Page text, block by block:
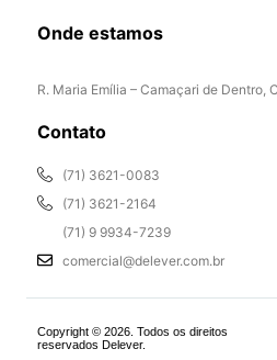
Onde estamos
R. Maria Emília – Camaçari de Dentro,
Contato
(71) 3621-0083
(71) 3621-2164
(71) 9 9934-7239
comercial@delever.com.br
Copyright © 2026. Todos os direitos
reservados Delever.